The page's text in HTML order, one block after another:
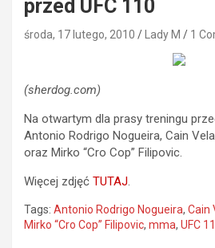
przed UFC 110
środa, 17 lutego, 2010 Lady M 1
(sherdog.com)
Na otwartym dla prasy treningu
Antonio Rodrigo Nogueira, Cain
oraz Mirko “Cro Cop” Filipovic.
Więcej zdjęć TUTAJ.
Tags: Antonio Rodrigo Nogueira, Cain
Mirko “Cro Cop” Filipovic, mma, UFC